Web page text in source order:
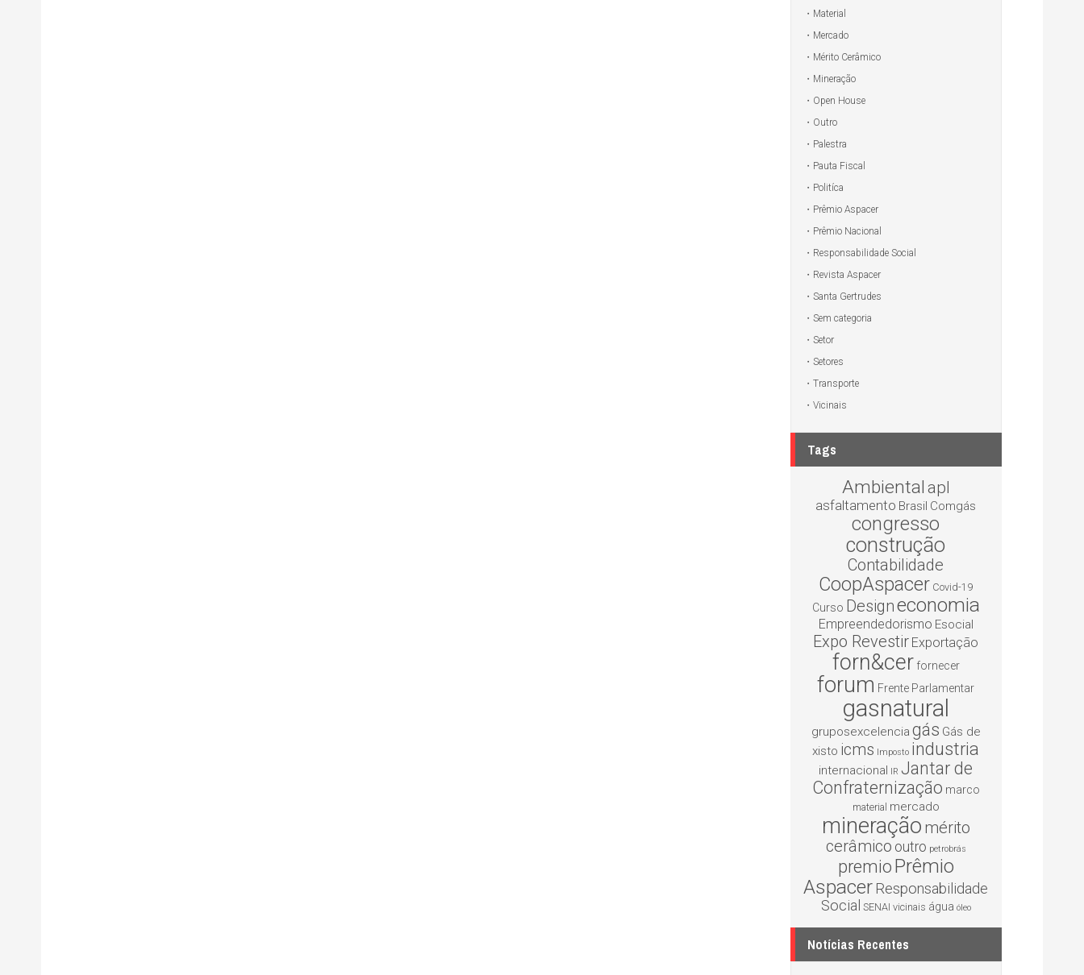
Material
Mercado
Mérito Cerâmico
Mineração
Open House
Outro
Palestra
Pauta Fiscal
Politíca
Prêmio Aspacer
Prêmio Nacional
Responsabilidade Social
Revista Aspacer
Santa Gertrudes
Sem categoria
Setor
Setores
Transporte
Vicinais
Tags
Ambiental apl
asfaltamento Brasil Comgás
congresso
construção
Contabilidade
CoopAspacer Covid-19
Curso Designeconomia
Empreendedorismo Esocial
Expo Revestir Exportação
forn&cer fornecer
forum Frente Parlamentar
gasnatural
gruposexcelencia gás Gás de
xisto icms Imposto industria
internacional IR Jantar de
Confraternização marco
material mercado
mineração mérito
cerâmico outro petrobrás
premio Prêmio
Aspacer Responsabilidade
Social SENAI vicinais água óleo
Notícias Recentes